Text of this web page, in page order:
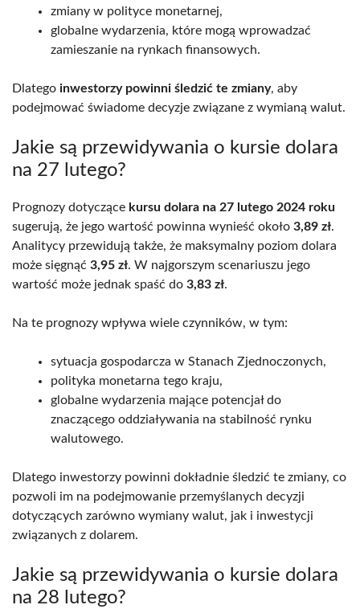
zmiany w polityce monetarnej,
globalne wydarzenia, które mogą wprowadzać
zamieszanie na rynkach finansowych.
Dlatego inwestorzy powinni śledzić te zmiany, aby
podejmować świadome decyzje związane z wymianą walut.
Jakie są przewidywania o kursie dolara
na 27 lutego?
Prognozy dotyczące kursu dolara na 27 lutego 2024 roku
sugerują, że jego wartość powinna wynieść około 3,89 zł.
Analitycy przewidują także, że maksymalny poziom dolara
może sięgnąć 3,95 zł. W najgorszym scenariuszu jego
wartość może jednak spaść do 3,83 zł.
Na te prognozy wpływa wiele czynników, w tym:
sytuacja gospodarcza w Stanach Zjednoczonych,
polityka monetarna tego kraju,
globalne wydarzenia mające potencjał do
znaczącego oddziaływania na stabilność rynku
walutowego.
Dlatego inwestorzy powinni dokładnie śledzić te zmiany, co
pozwoli im na podejmowanie przemyślanych decyzji
dotyczących zarówno wymiany walut, jak i inwestycji
związanych z dolarem.
Jakie są przewidywania o kursie dolara
na 28 lutego?